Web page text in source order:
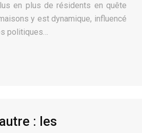
en plus de résidents en quête
y est dynamique, influencé
politiques…
: les